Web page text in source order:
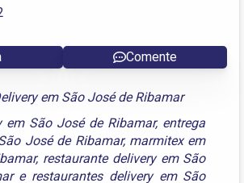
Comente
em São José de Ribamar
em São José de Ribamar, entrega
José de Ribamar, marmitex em
, restaurante delivery em São
e restaurantes delivery em São